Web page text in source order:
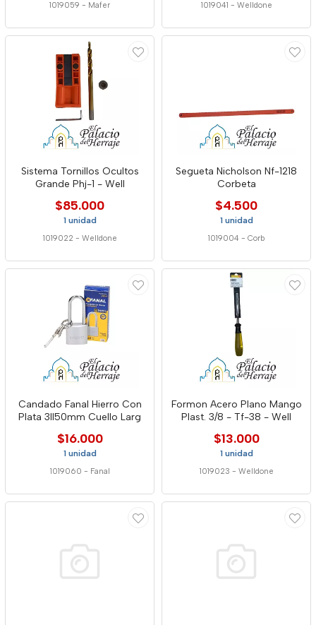
1019059 - Mafer 1019041 - Welldone
Sistema Tornillos Ocultos
Grande Phj-1 - Well
$85.000
1 unidad
1019022 - Welldone
Segueta Nicholson Nf-1218
Corbeta
$4.500
1 unidad
1019004 - Corb
Candado Fanal Hierro Con
Plata 3ll50mm Cuello Larg
$16.000
1 unidad
1019060 - Fanal
Formon Acero Plano Mango
Plast. 3/8 - Tf-38 - Well
$13.000
1 unidad
1019023 - Welldone